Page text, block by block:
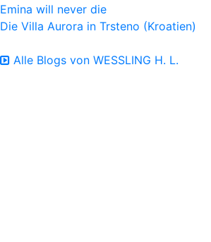
Emina will never die
Die Villa Aurora in Trsteno (Kroatien)
Alle Blogs von WESSLING H. L.